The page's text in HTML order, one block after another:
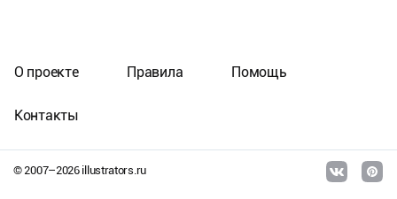
© 2007–2026illustrators.ru
О проекте Правила Помощь
Контакты